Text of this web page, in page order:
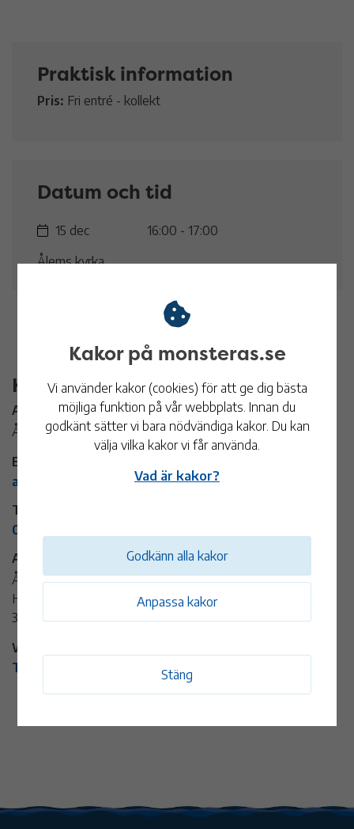
Praktisk information
Pris: Fri entré - kollekt
Datum och tid
15 dec
16:00 - 17:00
Ålems kyrka
Kontaktinformation
Arrangör:
Ålems församling
E-post:
alem.forsamling@svenskakyrkan.se
Telefon:
0499-79 90 00
Adress:
Ålems kyrka
Häradsvägen 27
384 92 Ålem
Webbplats:
Till arrangörens webbplats
Kakor på monsteras.se
Vi använder kakor (cookies) för att ge dig bästa
möjliga funktion på vår webbplats. Innan du
godkänt sätter vi bara nödvändiga kakor. Du kan
välja vilka kakor vi får använda.
Vad är kakor?
Anpassa kakor
Stäng
Godkänn alla kakor